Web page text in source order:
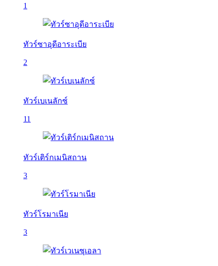
1
ทัวร์ซาอุดีอาระเบีย
2
ทัวร์เบเนลักซ์
11
ทัวร์เติร์กเมนิสถาน
3
ทัวร์โรมาเนีย
3